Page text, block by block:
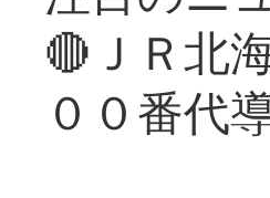
🔴ＪＲ北
００番代